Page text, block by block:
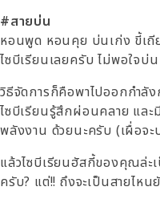
#สายบ่น
หอนพูด หอนคุย บ่นเก่ง ขี้เถี
ไซบีเรียนเลยครับ ไม่พอใจบ่
วิธีจัดการก็คือพาไปออกกำลั
ไซบีเรียนรู้สึกผ่อนคลาย แล
พลังงาน ด้วยนะครับ (เผื่อจ
แล้วไซบีเรียนฮัสกี้ของคุณล่ะ
ครับ? แต่!! ถึงจะเป็นสายไหน